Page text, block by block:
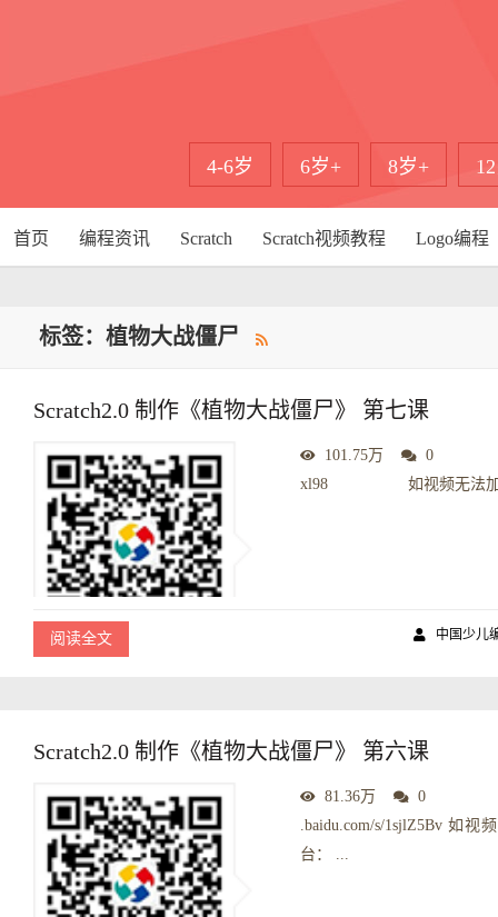
4-6岁 6岁+ 8岁+
首页 编程资讯 Scratch Scratch视频教程 Logo编程
标签：植物大战僵尸
Scratch2.0 制作《植物大战僵尸》 第七课
101.75万
0
xl98 如视频无法加载或
阅读全文 中国少儿
Scratch2.0 制作《植物大战僵尸》 第六课
81.36万
0
.baidu.com/s/1sjlZ5Bv 如
台： ...